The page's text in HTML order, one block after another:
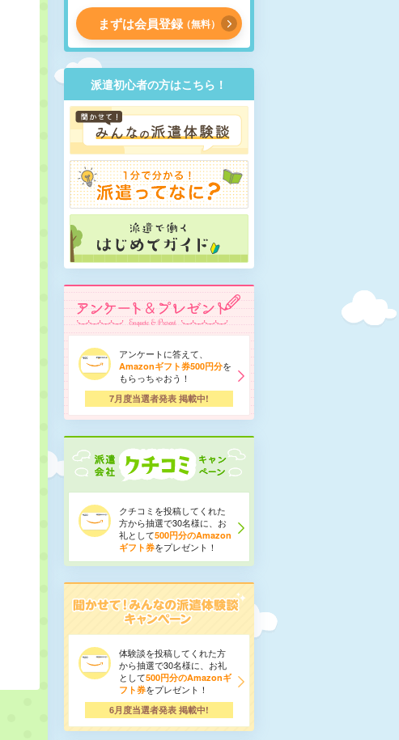
まずは会員登録 無料
派遣初心者の方はこちら！
アンケートに答えて、
Amazonギフト券500円分を
もらっちゃおう！
7月度当選者発表 掲載中!
クチコミを投稿してくれた
方から抽選で30名様に、お
礼として500円分のAmazon
ギフト券をプレゼント！
体験談を投稿してくれた方
から抽選で30名様に、お礼
として500円分のAmazonギ
フト券をプレゼント！
6月度当選者発表 掲載中!